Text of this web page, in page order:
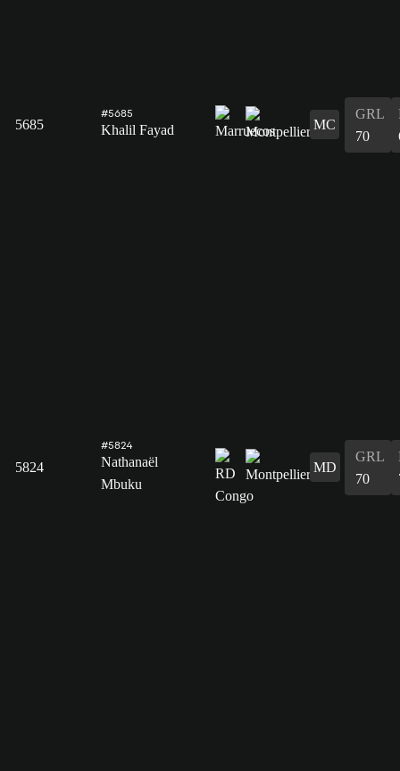
5685
#5685
Khalil Fayad MC
GRL
70
5824
#5824
Nathanaël
Mbuku
MD
GRL
70